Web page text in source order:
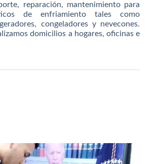
reparación, mantenimiento para
de enfriamiento tales como
congeladores y nevecones.
domicilios a hogares, oficinas e